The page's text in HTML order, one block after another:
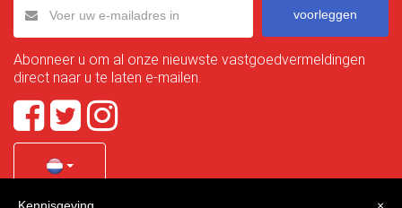
voorleggen
Abonneer u om al onze nieuwste vastgoedvermeldingen
direct naar u te laten e-mailen.